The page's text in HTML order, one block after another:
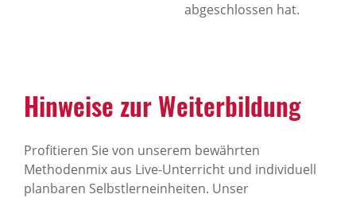
abgeschlossen hat.
Hinweise zur Weiterbildung
Profitieren Sie von unserem bewährten
Methodenmix aus Live-Unterricht und individuell
planbaren Selbstlerneinheiten. Unser